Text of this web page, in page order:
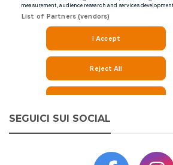
SEGUICI SUI SOCIAL